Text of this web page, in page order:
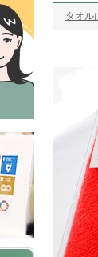
タオル